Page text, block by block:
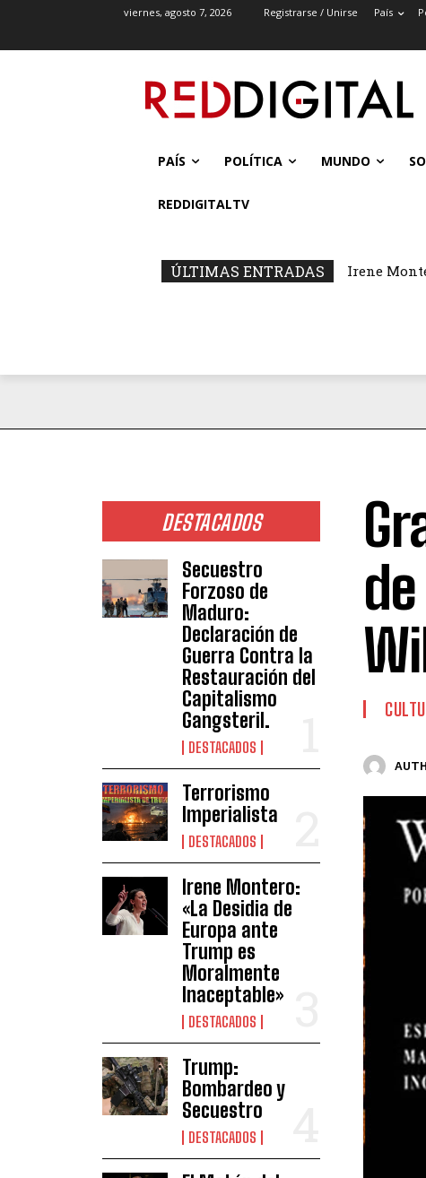
viernes, agosto 7, 2026 Registrarse / Unirse País
PAÍS POLÍTICA MUNDO
REDDIGITALTV
ÚLTIMAS ENTRADAS Irene
DESTACADOS
Secuestro
Forzoso de
Maduro:
Declaración de
Guerra Contra la
Restauración del
Capitalismo
Gangsteril.
DESTACADOS
Terrorismo
Imperialista
DESTACADOS
Irene Montero:
«La Desidia de
Europa ante
Trump es
Moralmente
Inaceptable»
DESTACADOS
Trump:
Bombardeo y
Secuestro
DESTACADOS